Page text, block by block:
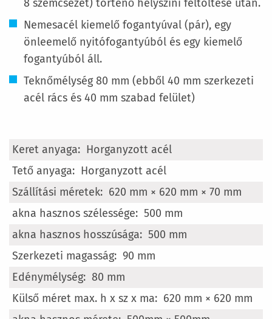
8 szemcsézet) történő helyszíni feltöltése után.
Nemesacél kiemelő fogantyúval (pár), egy
önleemelő nyitófogantyúból és egy kiemelő
fogantyúból áll.
Teknőmélység 80 mm (ebből 40 mm szerkezeti
acél rács és 40 mm szabad felület)
További
információ
Horganyzott acél
Horganyzott acél
620 mm × 620 mm × 70 mm
500 mm
500 mm
90 mm
80 mm
620 mm × 620 mm